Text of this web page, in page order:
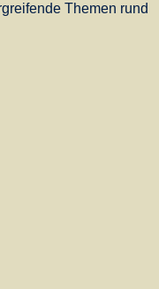
Themen rund